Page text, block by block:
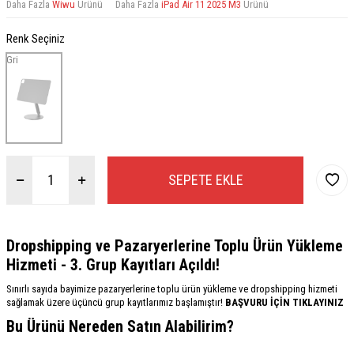
Daha Fazla Wiwu Ürünü Daha Fazla iPad Air 11 2025 M3 Ürünü
Renk Seçiniz
Gri
SEPETE EKLE
Dropshipping ve Pazaryerlerine Toplu Ürün Yükleme
Hizmeti - 3. Grup Kayıtları Açıldı!
Sınırlı sayıda bayimize pazaryerlerine toplu ürün yükleme ve dropshipping hizmeti
sağlamak üzere üçüncü grup kayıtlarımız başlamıştır! BAŞVURU İÇİN TIKLAYINIZ
Bu Ürünü Nereden Satın Alabilirim?